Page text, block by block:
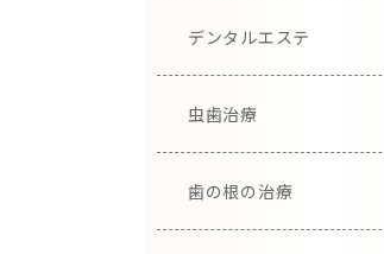
デンタルエステ
虫歯治療
歯の根の治療